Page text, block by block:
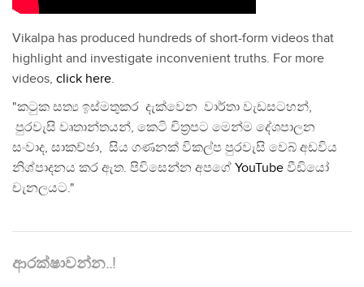
Vikalpa has produced hundreds of short-form videos that
highlight and investigate inconvenient truths. For more
videos, click here.
"කටුක සත්‍ය ඉස්මතුකර දැක්වෙන වාර්තා වැඩසටහන්,
පුරවැසි වෘතාන්තයන්, කෙටි චිත්‍රපට මෙන්ම දේශපාලන
සංවාද, සාකච්ඡා, සිය ගණනක් විකල්ප පුරවැසි වෙබ් අඩවිය
නිශ්පාදනය කර ඇත. පිවිසෙන්න අපගේ YouTube වීඩියෝ
චැනලයට."
ආරක්ෂාවන්න..!